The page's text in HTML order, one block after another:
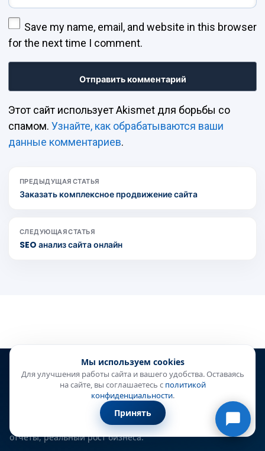
Save my name, email, and website in this browser
for the next time I comment.
Этот сайт использует Akismet для борьбы со
спамом. Узнайте, как обрабатываются ваши
данные комментариев.
ПРЕДЫДУЩАЯ СТАТЬЯ
Заказать комплексное продвижение сайта
СЛЕДУЮЩАЯ СТАТЬЯ
SEO анализ сайта онлайн
Продвигаем сайты в ТОП-3 Яндекса и Google с помощью AI
и белых LSI-методов. Прозрачная аналитика, понятные
отчёты, реальный рост бизнеса.
Мы используем cookies
Для улучшения работы сайта и вашего удобства. Оставаясь
на сайте, вы соглашаетесь с политикой
конфиденциальности.
Принять
● онлайн